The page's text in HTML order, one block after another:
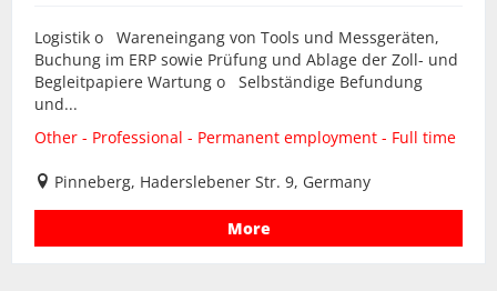
Logistik o Wareneingang von Tools und Messgeräten,
Buchung im ERP sowie Prüfung und Ablage der Zoll- und
Begleitpapiere Wartung o Selbständige Befundung
und...
Other - Professional - Permanent employment - Full time
Pinneberg, Haderslebener Str. 9, Germany
More